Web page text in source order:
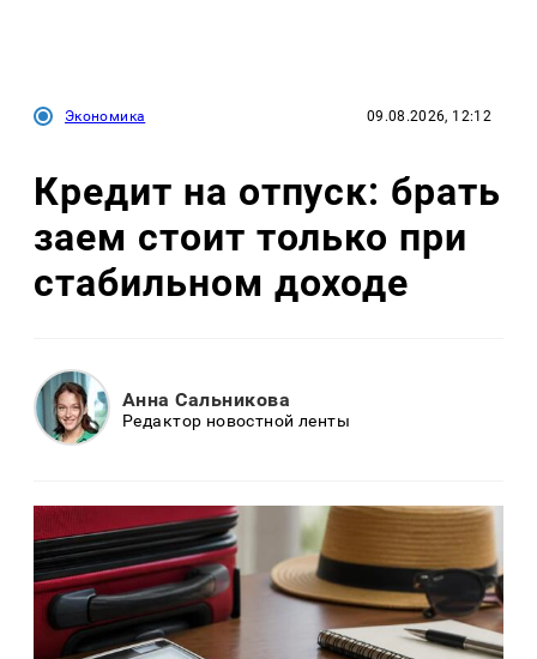
Экономика 09.08.2026, 12:12
Кредит на отпуск: брать
заем стоит только при
стабильном доходе
Анна Сальникова
Редактор новостной ленты